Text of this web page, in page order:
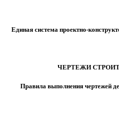
Единая система проектно-
ЧЕРТЕЖИ
Правила выполнения чертежей